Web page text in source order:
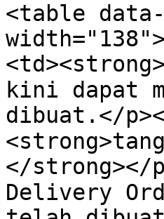
<table data-
kini dapat
dibuat.</
</strong></
Delivery